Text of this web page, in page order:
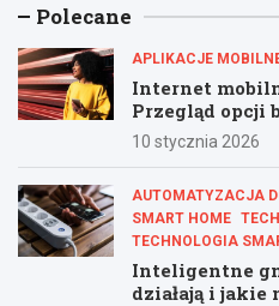
Polecane
APLIKACJE
Internet
Przegląd opcji
10 stycznia 2026
AUTOMATYZACJA
SMART HOME
TECHNOLOGIA
Inteligentne
działają i jakie